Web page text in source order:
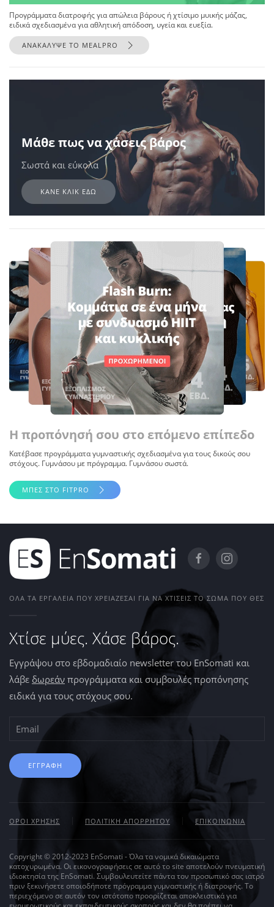
Προγράμματα διατροφής για απώλεια βάρους ή χτίσιμο μυικής μάζας,
ειδικά σχεδιασμένα για αθλητική απόδοση, υγεία και ευεξία.
ΑΝΑΚΑΛΥΨΕ ΤΟ MEALPRO
Μάθε πως να χάσεις βάρος
Σωστά και εύκολα
ΚΑΝΕ ΚΛΙΚ ΕΔΩ
Η προπόνησή σου στο επόμενο επίπεδο
Κατέβασε προγράμματα γυμναστικής σχεδιασμένα για τους δικούς σου
στόχους. Γυμνάσου με πρόγραμμα. Γυμνάσου σωστά.
ΜΠΕΣ ΣΤΟ FITPRO
ΌΛΑ ΤΑ ΕΡΓΑΛΕΊΑ ΠΟΥ ΧΡΕΙΆΖΕΣΑΙ ΓΙΑ ΝΑ ΧΤΊΣΕΙΣ ΤΟ ΣΏΜΑ ΠΟΥ ΘΕΣ
Χτίσε μύες. Χάσε βάρος.
Εγγράψου στο εβδομαδιαίο newsletter του EnSomati και
λάβε δωρεάν προγράμματα και συμβουλές προπόνησης
ειδικά για τους στόχους σου.
ΕΓΓΡΑΦΗ
ΟΡΟΙ ΧΡΗΣΗΣ ΠΟΛΙΤΙΚΗ ΑΠΟΡΡΗΤΟΥ ΕΠΙΚΟΙΝΩΝΙΑ
Copyright © 2012-2023 EnSomati - Όλα τα νομικά δικαιώματα
κατοχυρωμένα. Οι εικονογραφήσεις σε αυτό το site αποτελούν πνευματική
ιδιοκτησία της EnSomati. Συμβουλευτείτε πάντα τον προσωπικό σας ιατρό
πριν ξεκινήσετε οποιοδήποτε πρόγραμμα γυμναστικής ή διατροφής. Το
περιεχόμενο σε αυτόν τον ιστότοπο προορίζεται αποκλειστικά για